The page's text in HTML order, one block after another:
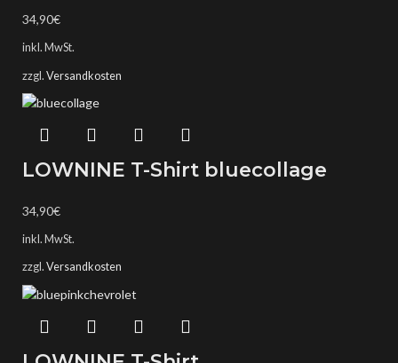
34,90€
inkl. MwSt.
zzgl. Versandkosten
LOWNINE T-Shirt bluecollage
34,90€
inkl. MwSt.
zzgl. Versandkosten